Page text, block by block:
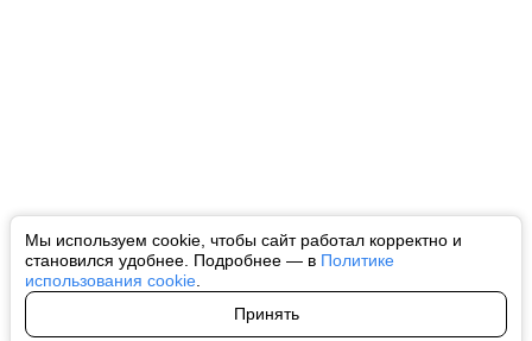
Мы используем cookie, чтобы сайт работал корректно и
становился удобнее. Подробнее — в Политике
использования cookie
Принять